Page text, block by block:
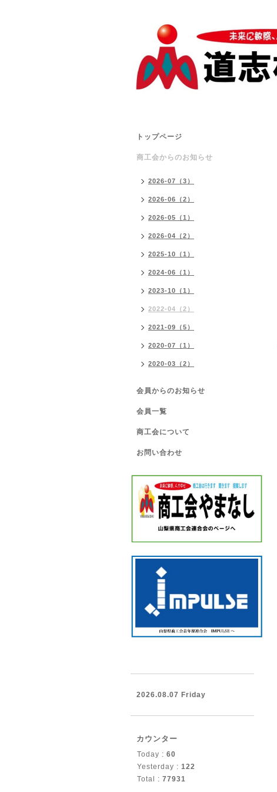
トップページ
商工会からのお知らせ
2026-07（3）
2026-06（2）
2026-05（1）
2026-04（2）
2025-10（1）
2024-06（1）
2023-10（1）
2022-04（2）
2021-09（5）
2020-07（1）
2020-03（2）
会員からのお知らせ
会員一覧
商工会について
お問い合わせ
2026.08.07 Friday
カウンター
Today : 60
Yesterday : 122
Total : 77931